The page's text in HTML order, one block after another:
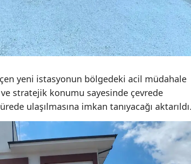
Rize
Sakarya
Samsun
Sinop
Sivas
Tekirdağ
yeni istasyonun bölgedeki acil müdahale
stratejik konumu sayesinde çevrede
ulaşılmasına imkan tanıyacağı